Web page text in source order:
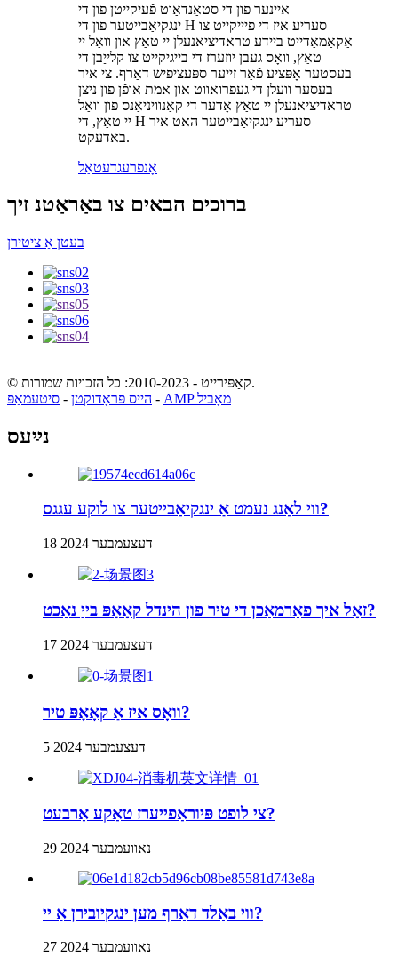
איינער פון די סטאַנדאַוט פֿעיִקייטן פון די
ינגקיאַבייטער פון די H סעריע איז די פיייקייט צו
אַקאַמאַדייט ביידע טראדיציאנעלן יי טאַץ און וואַל יי
טאַץ, וואָס געבן יוזערז די בייגיקייט צו קלייַבן די
בעסטער אָפּציע פֿאַר זייער ספּעציפיש דאַרף. צי איר
בעסער וועלן די געפרואווט און אמת אופֿן פון ניצן
טראדיציאנעלן יי טאַץ אָדער די קאַנוויניאַנס פון וואַל
יי טאַץ, די H סעריע ינגקיאַבייטער האט איר
באדעקט.
אָנפרעגדעטאַל
ברוכים הבאים צו באַראַטנ זיך
בעטן אַ ציטירן
© קאַפּירייט - 2010-2023: כל הזכויות שמורות.
הייס פּראָדוקטן - סיטעמאַפּ - AMP מאָביל
נײַעס
ווי לאַנג נעמט אַ ינגקיאַבייטער צו לוקע עגגס?
18 דעצעמבער 2024
זאָל איך פאַרמאַכן די טיר פון הינדל קאָאָפּ בייַ נאַכט?
17 דעצעמבער 2024
וואָס איז אַ קאָאָפּ טיר?
5 דעצעמבער 2024
צי לופט פּיוראַפייערז טאַקע אַרבעט?
29 נאוועמבער 2024
ווי באַלד דאַרף מען ינגקיובירן אַ יי?
27 נאוועמבער 2024